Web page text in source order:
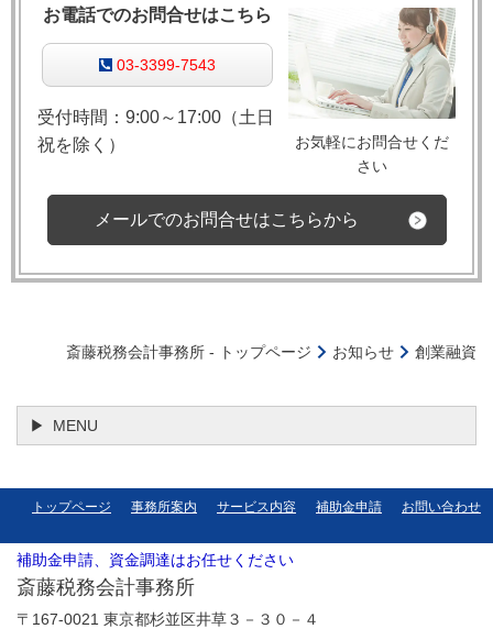
お気軽にお問合せくだ
さい
お電話でのお問合せはこちら
03-3399-7543
受付時間：9:00～17:00（土日
祝を除く）
メールでのお問合せはこちらから
斎藤税務会計事務所 - トップページ お知らせ 創業融資
MENU
トップページ 事務所案内 サービス内容 補助金申請 お問い合わせ
補助金申請、資金調達はお任せください
斎藤税務会計事務所
〒167-0021 東京都杉並区井草３－３０－４